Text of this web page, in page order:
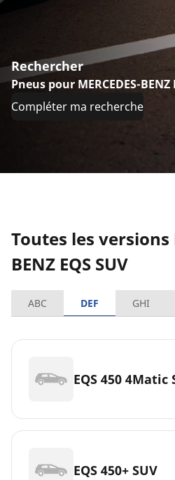
Rechercher
Pneus pour MERCEDES-BENZ
Compléter ma recherche
Toutes les versions
BENZ EQS SUV
ABC DEF GHI
EQS 450 4Matic
EQS 450+ SUV